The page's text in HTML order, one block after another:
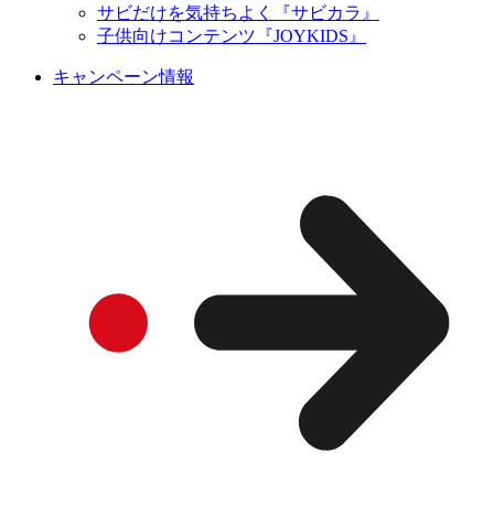
サビだけを気持ちよく『サビカラ』
子供向けコンテンツ『JOYKIDS』
キャンペーン情報